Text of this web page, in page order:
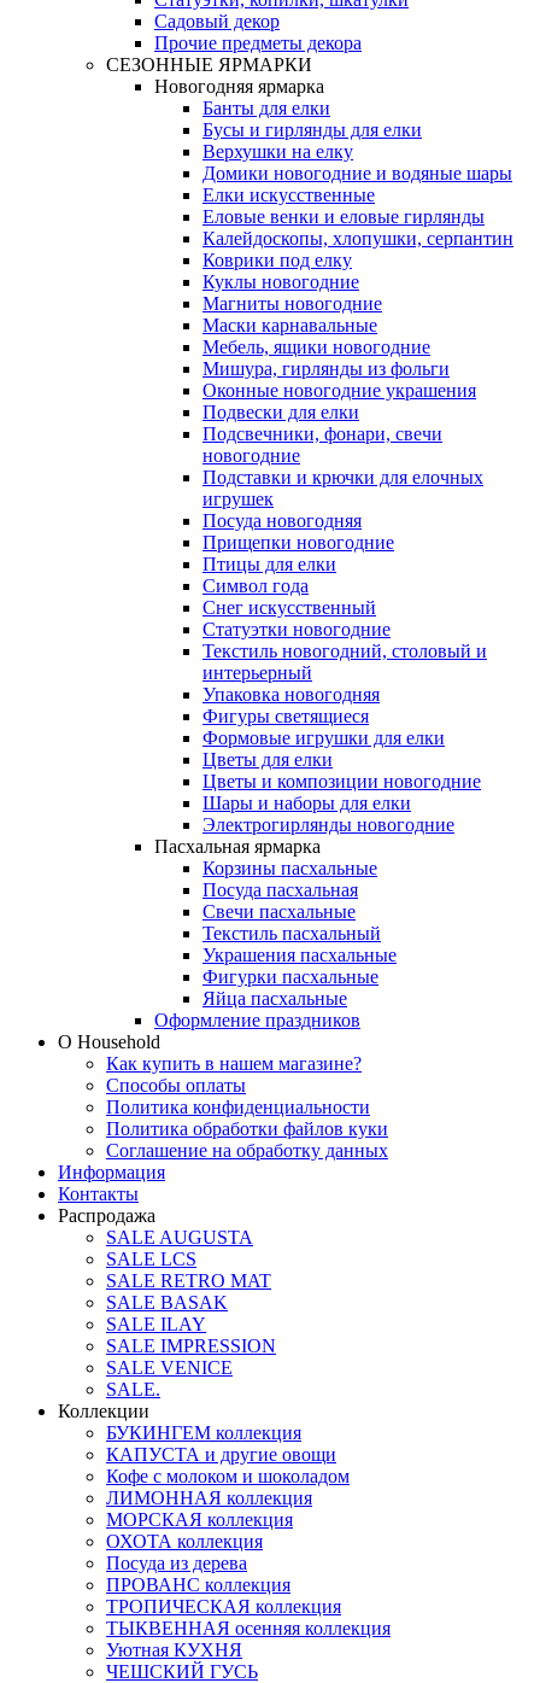
Садовый декор
Прочие предметы декора
СЕЗОННЫЕ ЯРМАРКИ
Новогодняя ярмарка
Банты для елки
Бусы и гирлянды для елки
Верхушки на елку
Домики новогодние и водяные шары
Елки искусственные
Еловые венки и еловые гирлянды
Калейдоскопы, хлопушки, серпантин
Коврики под елку
Куклы новогодние
Магниты новогодние
Маски карнавальные
Мебель, ящики новогодние
Мишура, гирлянды из фольги
Оконные новогодние украшения
Подвески для елки
Подсвечники, фонари, свечи
новогодние
Подставки и крючки для елочных
игрушек
Посуда новогодняя
Прищепки новогодние
Птицы для елки
Символ года
Снег искусственный
Статуэтки новогодние
Текстиль новогодний, столовый и
интерьерный
Упаковка новогодняя
Фигуры светящиеся
Формовые игрушки для елки
Цветы для елки
Цветы и композиции новогодние
Шары и наборы для елки
Электрогирлянды новогодние
Пасхальная ярмарка
Корзины пасхальные
Посуда пасхальная
Свечи пасхальные
Текстиль пасхальный
Украшения пасхальные
Фигурки пасхальные
Яйца пасхальные
Оформление праздников
О Household
Как купить в нашем магазине?
Способы оплаты
Политика конфиденциальности
Политика обработки файлов куки
Соглашение на обработку данных
Информация
Контакты
Распродажа
SALE AUGUSTA
SALE LCS
SALE RETRO MAT
SALE BASAK
SALE ILAY
SALE IMPRESSION
SALE VENICE
SALE.
Коллекции
БУКИНГЕМ коллекция
КАПУСТА и другие овощи
Кофе с молоком и шоколадом
ЛИМОННАЯ коллекция
МОРСКАЯ коллекция
ОХОТА коллекция
Посуда из дерева
ПРОВАНС коллекция
ТРОПИЧЕСКАЯ коллекция
ТЫКВЕННАЯ осенняя коллекция
Уютная КУХНЯ
ЧЕШСКИЙ ГУСЬ